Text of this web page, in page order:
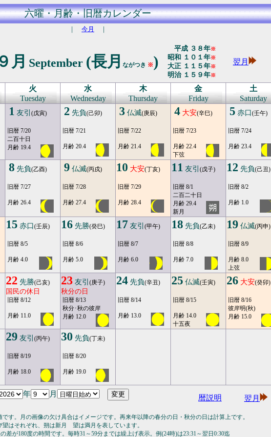
六曜・月齢・旧暦カレンダー
｜ 今月 ｜
月 September (長月 ながつき ※)
平成 ３８年※
昭和 １０１年※
大正 １１５年※
明治 １５９年※
翌月
火
Tuesday
水
Wednesday
木
Thursday
金
Friday
土
Saturday
1 友引 (戊寅)
旧暦 7/20
二百十日
月齢 19.4
2 先負(己卯)
旧暦 7/21
月齢 20.4
3 仏滅(庚辰)
旧暦 7/22
月齢 21.4
4 大安(辛巳)
旧暦 7/23
月齢 22.4
下弦
5 赤口(壬午)
旧暦 7/24
月齢 23.4
8 先負(乙酉)
旧暦 7/27
月齢 26.4
9 仏滅(丙戌)
旧暦 7/28
月齢 27.4
10 大安(丁亥)
旧暦 7/29
月齢 28.4
11 友引 (戊子)
旧暦 8/1
二百二十日
月齢 29.4
新月
12 先負(己丑)
旧暦 8/2
月齢 1.0
15 赤口(壬辰)
旧暦 8/5
月齢 4.0
16 先勝(癸巳)
旧暦 8/6
月齢 5.0
17 友引 (甲午)
旧暦 8/7
月齢 6.0
18 先負(乙未)
旧暦 8/8
月齢 7.0
19 仏滅(丙申)
旧暦 8/9
月齢 8.0
上弦
22 先勝(己亥)
国民の休日
旧暦 8/12
月齢 11.0
23 友引 (庚子)
秋分の日
旧暦 8/13
秋分･秋の彼岸
月齢 12.0
24 先負(辛丑)
旧暦 8/14
月齢 13.0
25 仏滅(壬寅)
旧暦 8/15
月齢 14.0
十五夜
26 大安(癸卯)
旧暦 8/16
彼岸明(秋)
月齢 15.0
29 友引 (丙午)
旧暦 8/19
月齢 18.0
30 先負(丁未)
旧暦 8/20
月齢 19.0
年 月 暦説明 翌月
す。月の画像の欠け具合はイメージです。再来年以降の春分の日・秋分の日は計算上です。
はそれぞれ、朔は新月 望は満月を表しています。
が180度の時間です。毎時31～59分までは繰上げ表示。例(24時)は23:31～翌日0:30迄